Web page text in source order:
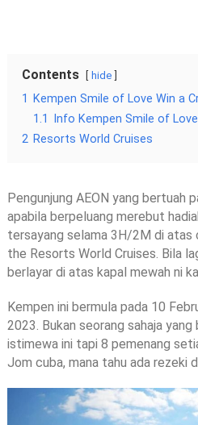
Contents hide
1
Kempen Smile of Love Win a
1.1
Info Kempen Smile of
2 Resorts World Cruises
Pengunjung AEON yang bertuah
apabila berpeluang merebut
tersayang selama 3H/2M di atas
the Resorts World Cruises. Bila
berlayar di atas kapal mewah ni
Kempen ini bermula pada 10
2023. Bukan seorang sahaja yang
istimewa ini tapi 8 pemenang
Jom cuba, mana tahu ada rezeki